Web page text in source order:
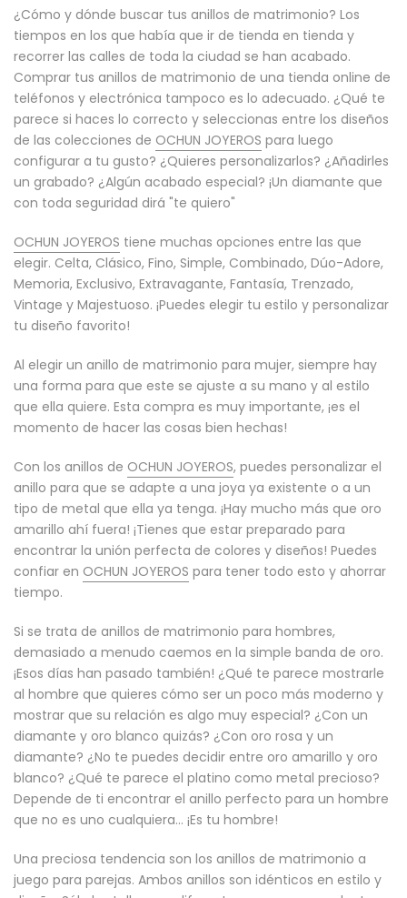
¿Cómo y dónde buscar tus anillos de matrimonio? Los
tiempos en los que había que ir de tienda en tienda y
recorrer las calles de toda la ciudad se han acabado.
Comprar tus anillos de matrimonio de una tienda online de
teléfonos y electrónica tampoco es lo adecuado. ¿Qué te
parece si haces lo correcto y seleccionas entre los diseños
de las colecciones de OCHUN JOYEROS para luego
configurar a tu gusto? ¿Quieres personalizarlos? ¿Añadirles
un grabado? ¿Algún acabado especial? ¡Un diamante que
con toda seguridad dirá "te quiero"
OCHUN JOYEROS tiene muchas opciones entre las que
elegir. Celta, Clásico, Fino, Simple, Combinado, Dúo-Adore,
Memoria, Exclusivo, Extravagante, Fantasía, Trenzado,
Vintage y Majestuoso. ¡Puedes elegir tu estilo y personalizar
tu diseño favorito!
Al elegir un anillo de matrimonio para mujer, siempre hay
una forma para que este se ajuste a su mano y al estilo
que ella quiere. Esta compra es muy importante, ¡es el
momento de hacer las cosas bien hechas!
Con los anillos de OCHUN JOYEROS, puedes personalizar el
anillo para que se adapte a una joya ya existente o a un
tipo de metal que ella ya tenga. ¡Hay mucho más que oro
amarillo ahí fuera! ¡Tienes que estar preparado para
encontrar la unión perfecta de colores y diseños! Puedes
confiar en OCHUN JOYEROS para tener todo esto y ahorrar
tiempo.
Si se trata de anillos de matrimonio para hombres,
demasiado a menudo caemos en la simple banda de oro.
¡Esos días han pasado también! ¿Qué te parece mostrarle
al hombre que quieres cómo ser un poco más moderno y
mostrar que su relación es algo muy especial? ¿Con un
diamante y oro blanco quizás? ¿Con oro rosa y un
diamante? ¿No te puedes decidir entre oro amarillo y oro
blanco? ¿Qué te parece el platino como metal precioso?
Depende de ti encontrar el anillo perfecto para un hombre
que no es uno cualquiera... ¡Es tu hombre!
Una preciosa tendencia son los anillos de matrimonio a
juego para parejas. Ambos anillos son idénticos en estilo y